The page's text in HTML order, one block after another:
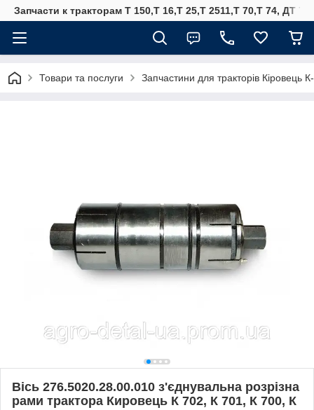
Запчасти к тракторам Т 150,Т 16,Т 25,Т 2511,Т 70,Т 74, ДТ
Товари та послуги Запчастини для тракторів Кіровець
Вісь 276.5020.28.00.010 з'єднувальна розрізна
рами трактора Кировець К 702, К 701, К 700, К